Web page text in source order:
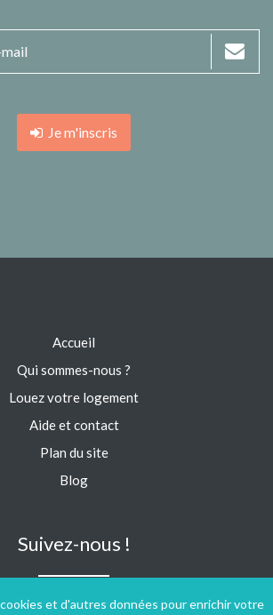
Je m'inscris
et d'autres données pour enrichir votre
Accueil
Qui sommes-nous ?
Louez votre logement
Aide et contact
Plan du site
Blog
Suivez-nous !